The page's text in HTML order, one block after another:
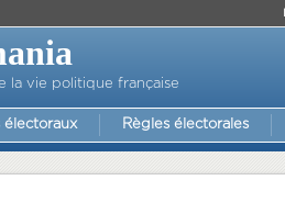
la vie politique française
électoraux Règles électorales